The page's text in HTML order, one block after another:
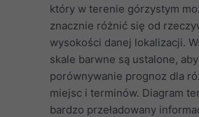
który w terenie górzystym
znacznie różnić się od
wysokości danej lokalizacji.
skale barwne są ustalone,
porównywanie prognoz dla
miejsc i terminów. Diagram
bardzo przeładowany